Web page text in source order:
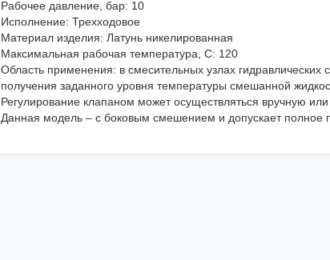
Рабочее давление, бар: 10
Исполнение: Трехходовое
Материал изделия: Латунь никелированная
Максимальная рабочая температура, C: 120
Область применения: в смесительных узлах
получения заданного уровня температуры смешанной
Регулирование клапаном может осуществляться вручную
Данная модель – c боковым смешением и допускает полное